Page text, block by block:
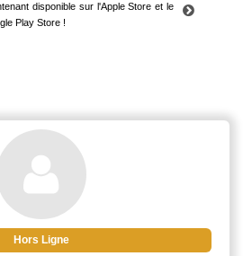
disponible sur l'Apple Store et le
Play Store !
Play Store !
Hors Ligne